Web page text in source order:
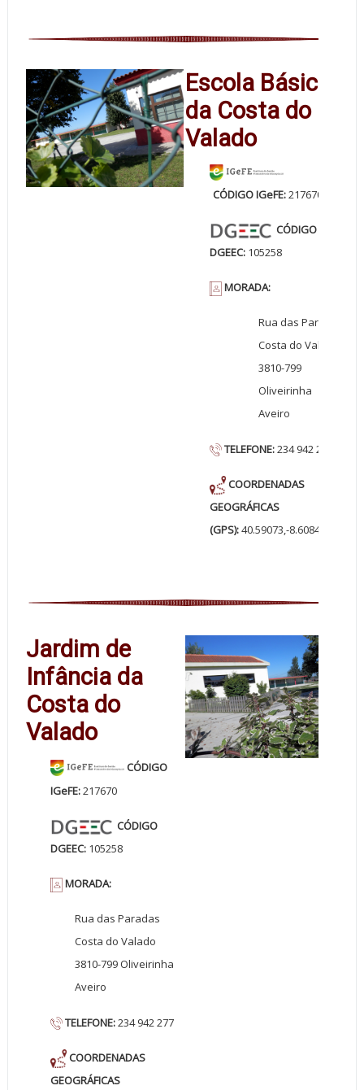
Escola Básica
da Costa do
Valado
CÓDIGOIGeFE:217670
CÓDIGO
DGEEC: 105258
MORADA:
Rua das Paradas
Costa do Valado
3810-799
Oliveirinha
Aveiro
TELEFONE:234 942 277
COORDENADAS
GEOGRÁFICAS
(GPS):40.59073,-8.608404
Jardim de
Infância da
Costa do
Valado
CÓDIGO
IGeFE:217670
CÓDIGO
DGEEC: 105258
MORADA:
Rua das Paradas
Costa do Valado
3810-799 Oliveirinha
Aveiro
TELEFONE:234 942 277
COORDENADAS
GEOGRÁFICAS